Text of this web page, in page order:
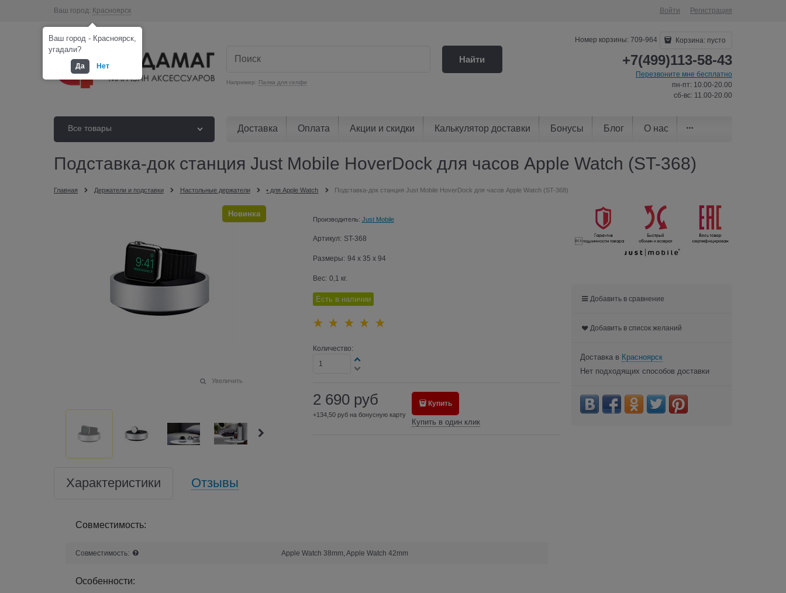
Ваш город: Красноярск Войти Регистрация
Например: Палка для селфи
Найти
Номер корзины: 709-964 Корзина: пусто
+7(499)113-58-43
Перезвоните мне бесплатно
пн-пт: 10.00-20.00
сб-вс: 11.00-20.00
Все товары Доставка Оплата Акции и скидки Калькулятор доставки Бонусы Блог О нас
Подставка-док станция Just Mobile HoverDock для часов Apple Watch (ST-368)
Главная Держатели и подставки Настольные держатели • для Apple Watch Подставка-док станция Just Mobile HoverDock для часов Apple Watch (ST-368)
Новинка
Увеличить
Производитель: Just Mobile
Артикул: ST-368
Размеры: 94 x 35 x 94
Вес: 0,1 кг.
Есть в наличии
Количество:
2 690 руб
+134,50 руб на бонусную карту
Купить
Купить в один клик
Характеристики Отзывы
Совместимость:
Совместимость: Apple Watch 38mm, Apple Watch 42mm
Особенности:

Добавить в сравнение
Добавить в список желаний
Доставка в Красноярск
Нет подходящих способов доставки
Ваш город - Красноярск,
угадали?
Да Нет